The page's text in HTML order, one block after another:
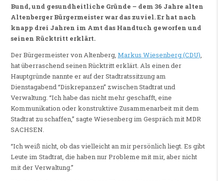
Bund, und gesundheitliche Gründe – dem 36 Jahre alten
Altenberger Bürgermeister war das zuviel. Er hat nach
knapp drei Jahren im Amt das Handtuch geworfen und
seinen Rücktritt erklärt.
Der Bürgermeister von Altenberg, Markus Wiesenberg (CDU),
hat überraschend seinen Rücktritt erklärt. Als einen der
Hauptgründe nannte er auf der Stadtratssitzung am
Dienstagabend “Diskrepanzen” zwischen Stadtrat und
Verwaltung. “Ich habe das nicht mehr geschafft, eine
Kommunikation oder konstruktive Zusammenarbeit mit dem
Stadtrat zu schaffen,” sagte Wiesenberg im Gespräch mit MDR
SACHSEN.
“Ich weiß nicht, ob das vielleicht an mir persönlich liegt. Es gibt
Leute im Stadtrat, die haben nur Probleme mit mir, aber nicht
mit der Verwaltung.”